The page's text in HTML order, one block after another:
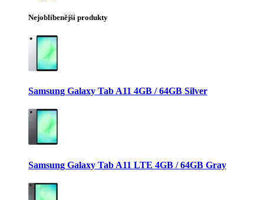
Nejoblíbenější produkty
Samsung Galaxy Tab A11 4GB / 64GB Silver
Samsung Galaxy Tab A11 LTE 4GB / 64GB Gray